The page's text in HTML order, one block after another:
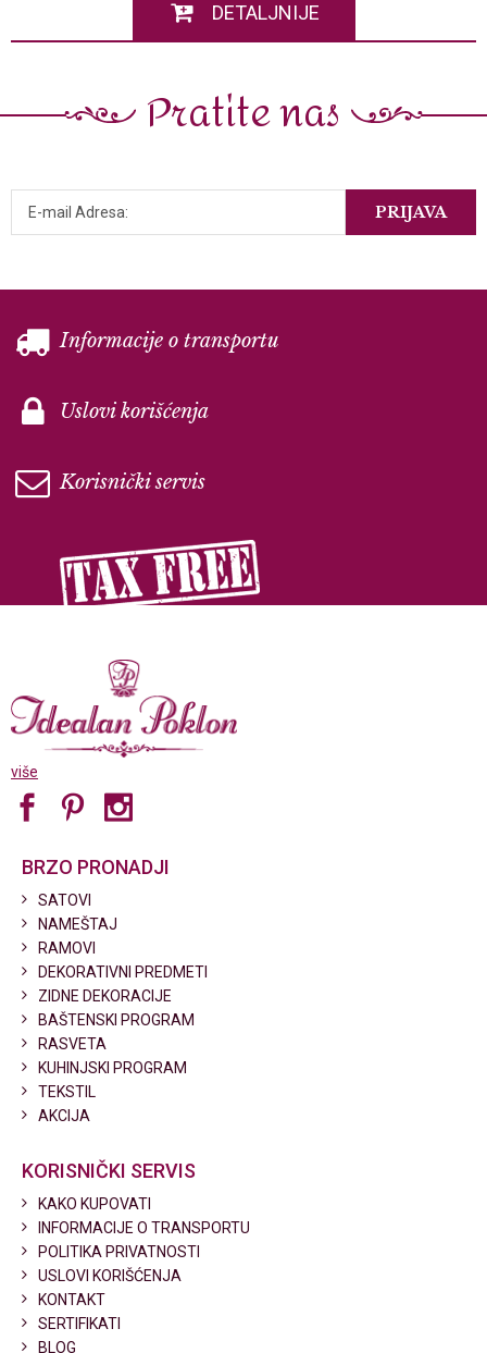
DETALJNIJE
Pratite nas
PRIJAVA
Informacije o transportu
Uslovi korišćenja
Korisnički servis
više
BRZO PRONADJI
SATOVI
NAMEŠTAJ
RAMOVI
DEKORATIVNI PREDMETI
ZIDNE DEKORACIJE
BAŠTENSKI PROGRAM
RASVETA
KUHINJSKI PROGRAM
TEKSTIL
AKCIJA
KORISNIČKI SERVIS
KAKO KUPOVATI
INFORMACIJE O TRANSPORTU
POLITIKA PRIVATNOSTI
USLOVI KORIŠĆENJA
KONTAKT
SERTIFIKATI
BLOG